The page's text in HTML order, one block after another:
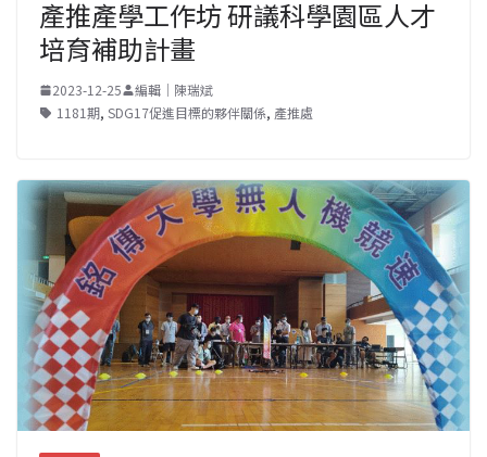
產推產學工作坊 研議科學園區人才
培育補助計畫
2023-12-25
編輯｜陳瑞斌
1181期, SDG17促進目標的夥伴關係, 產推處